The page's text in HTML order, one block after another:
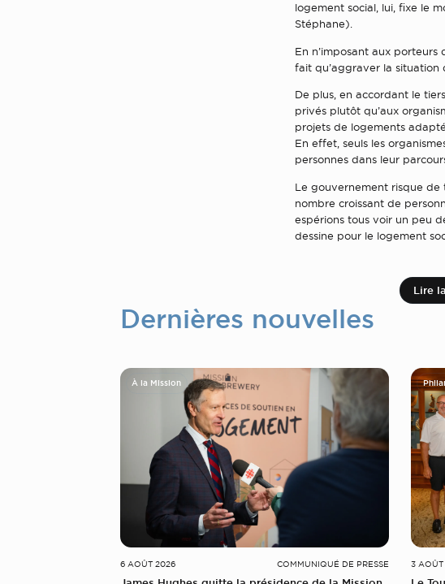
logement social, lui, fixe le
Stéphane).
En n’imposant aux
fait qu’aggraver la situation
De plus, en accordant le
privés plutôt qu’aux
projets de logements
En effet, seuls les
personnes dans leur
Le gouvernement risque de
nombre croissant de
espérions tous voir un peu
dessine pour le logement
Lire
Dernières nouvelles
À la Mission
6 AOÛT 2026 COMMUNIQUÉ DE PRESSE 3